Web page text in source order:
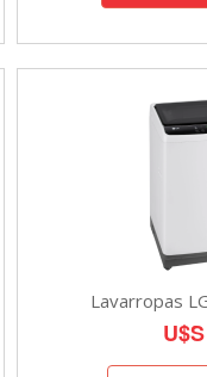
Lavarropas